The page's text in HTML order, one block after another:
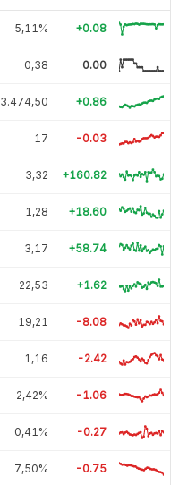
5,11% +0.08
0,38 0.00
3.474,50 +0.86
17 -0.03
3,32 +160.82
1,28 +18.60
3,17 +58.74
22,53 +1.62
19,21 -8.08
1,16 -2.42
2,42% -1.06
0,41% -0.27
7,50% -0.75